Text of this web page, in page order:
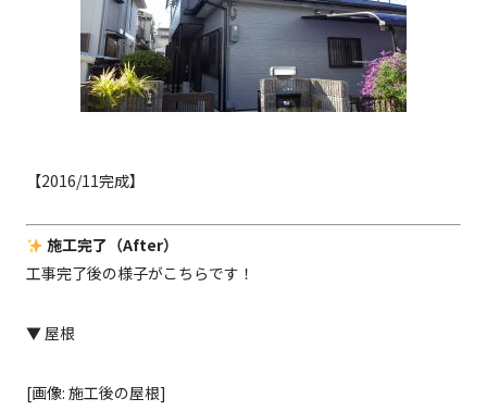
【2016/11完成】
施工完了（After）
工事完了後の様子がこちらです！
▼ 屋根
[画像: 施工後の屋根]